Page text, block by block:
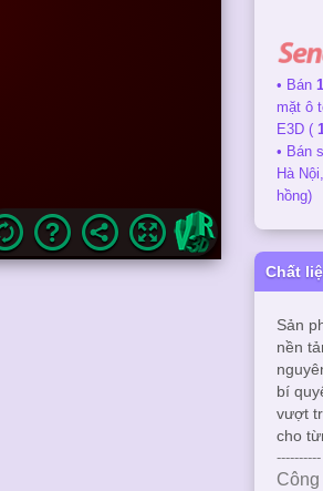
• Bán
mặt ô
E3D (
• Bán
Hà
hồng)
Chất
Sản
nền
bí
vượt
cho
----------